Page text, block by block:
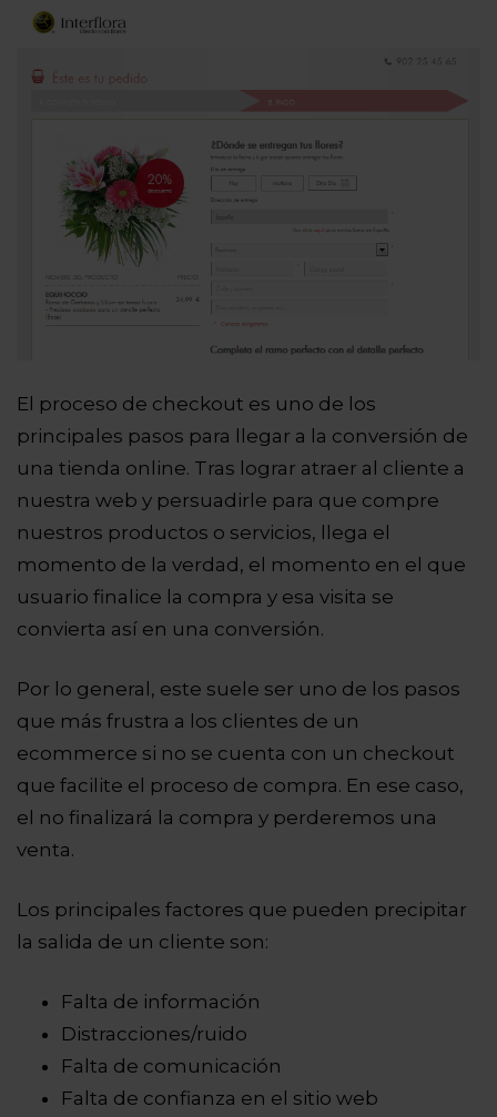
El proceso de checkout es uno de los
principales pasos para llegar a la conversión de
una tienda online. Tras lograr atraer al cliente a
nuestra web y persuadirle para que compre
nuestros productos o servicios, llega el
momento de la verdad, el momento en el que
usuario finalice la compra y esa visita se
convierta así en una conversión.
Por lo general, este suele ser uno de los pasos
que más frustra a los clientes de un
ecommerce si no se cuenta con un checkout
que facilite el proceso de compra. En ese caso,
el no finalizará la compra y perderemos una
venta.
Los principales factores que pueden precipitar
la salida de un cliente son:
Falta de información
Distracciones/ruido
Falta de comunicación
Falta de confianza en el sitio web